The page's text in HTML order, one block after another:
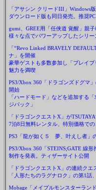
「アサシン クリードIII」Windows
ダウンロード版も同日発売。推奨
gumi、GREE用「任侠道 覚醒」親子
様々な点でパワーアップしたシリー
「“Revo Linked BRAVELY
ナ」を開催
豪華ゲストも多数参加し「ブレイ
魅力を満喫
PS3/Xbox 360「ドラゴンズドグマ
開始
「ハードモード」などを追加する
ジパック」
「ドラゴンクエストX」が
7泊8日無料レンタル、特別価格で
PS3「龍が如く５ 夢、叶えし者」
PS3/Xbox 360「STEINS;GATE 線形
制作を発表。ティザーサイト公開
「ドラゴンクエストX」の連続クエ
「人形たちのラグナロク」の第1話
Mobage「メイプルモンスターラン